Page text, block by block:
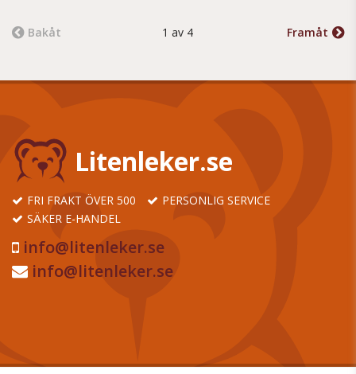
Bakåt 1 av 4 Framåt
Litenleker.se
FRI FRAKT ÖVER 500
PERSONLIG SERVICE
SÄKER E-HANDEL
info@litenleker.se
info@litenleker.se